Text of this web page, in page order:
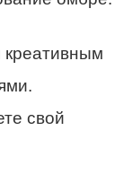
креативным
свой